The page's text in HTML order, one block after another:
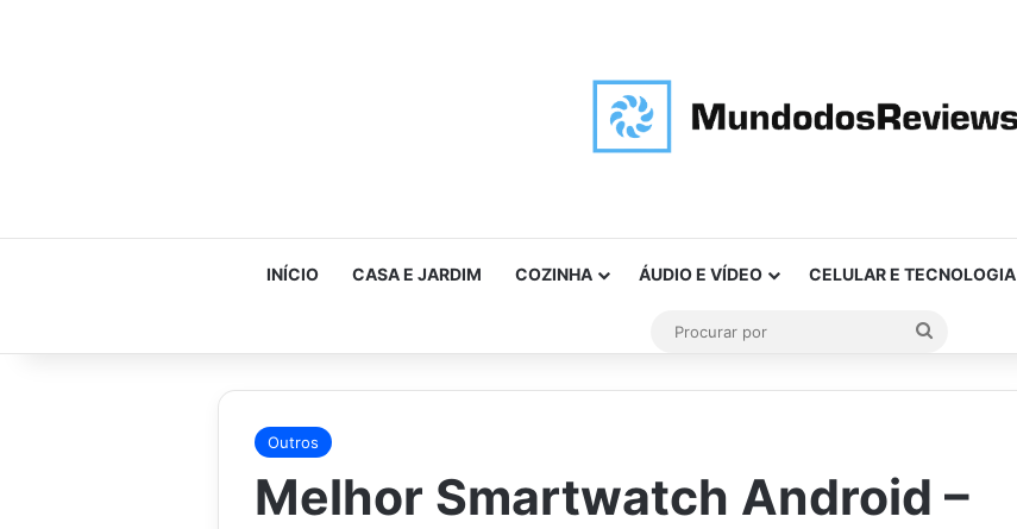
INÍCIO CASA E JARDIM COZINHA ÁUDIO E VÍDEO CELULAR E TECNOLOGIA
Outros
Melhor Smartwatch Android –